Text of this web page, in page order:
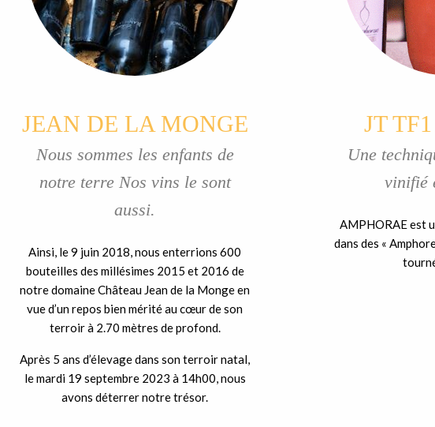
JEAN DE LA MONGE
Nous sommes les enfants de
notre terre Nos vins le sont
aussi.
Ainsi, le 9 juin 2018, nous enterrions 600
bouteilles des millésimes 2015 et 2016 de
notre domaine Château Jean de la Monge en
vue d’un repos bien mérité au cœur de son
terroir à 2.70 mètres de profond.
Après 5 ans d’élevage dans son terroir natal,
le mardi 19 septembre 2023 à 14h00, nous
avons déterrer notre trésor.
JT
Une
vinifié
AMPHORAE est
dans des «